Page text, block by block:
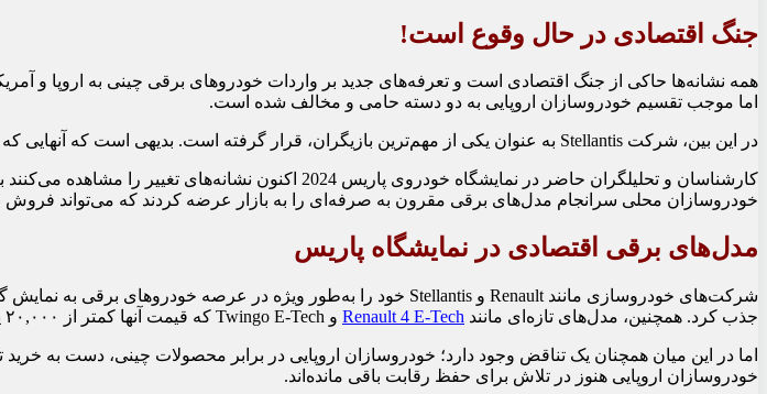
جنگ اقتصادی در حال وقوع است!
همه نشانه‌ها حاکی از جنگ اقتصادی است و تعرفه‌های جدید بر واردات خودروهای برقی چینی به اروپا و
اما موجب تقسیم خودروسازان اروپایی به دو دسته حامی و مخالف شده است.
در این بین، شرکت Stellantis به عنوان یکی از مهم‌ترین بازیگران، قرار گرفته است. بدیهی است که آنهایی که در چین سرمایه‌گذاری کرده‌اند، به جمع مخالفان پیوسته‌اند.
کارشناسان و تحلیلگران حاضر در نمایشگاه خودروی پاریس
خودروسازان محلی سرانجام مدل‌های برقی مقرون به صرفه‌ای را به بازار عرضه کردند که می‌تواند فروش
مدل‌های برقی اقتصادی در نمایشگاه پاریس
شرکت‌های خودروسازی مانند Renault و Stellantis خود را به‌طور ویژه در عرصه خودروهای برقی به نمایش گذاشتند. خودروی
جذب کرد. همچنین، مدل‌های تازه‌ای مانند Renault 4 E-Tech و Twingo E-Tech که قیمت آنها کمتر از ۲۰,۰۰۰ یورو است، می‌توانند مشتریان بیشتری را جلب کنند.
اما در این میان همچنان یک تناقض وجود دارد؛ خودروسازان اروپایی در برابر محصولات چینی، دست به
خودروسازان اروپایی هنوز در تلاش برای حفظ رقابت باقی مانده‌اند.